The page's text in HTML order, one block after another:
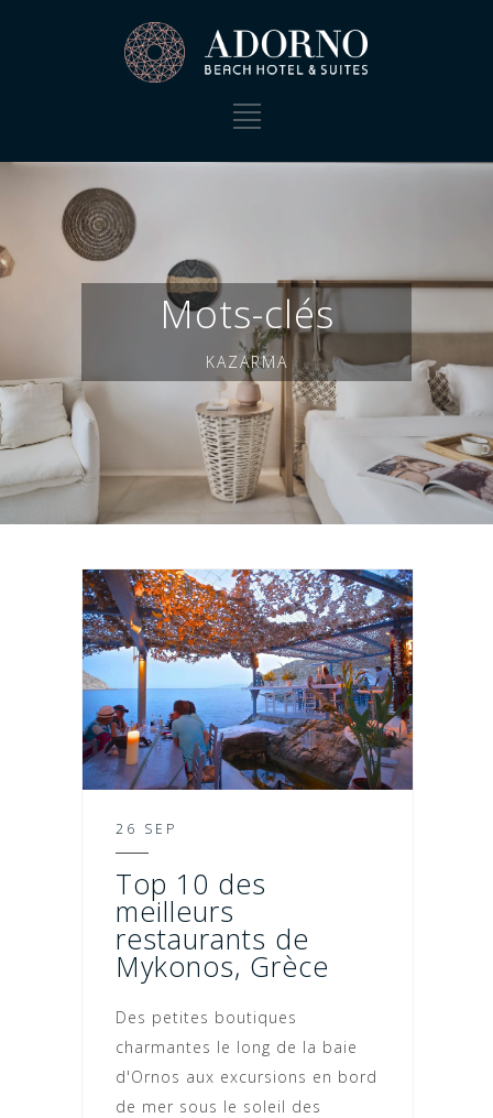
Mots-clés
KAZARMA
26 SEP
Top 10 des
meilleurs
restaurants de
Mykonos, Grèce
Des petites boutiques
charmantes le long de la baie
d'Ornos aux excursions en bord
de mer sous le soleil des